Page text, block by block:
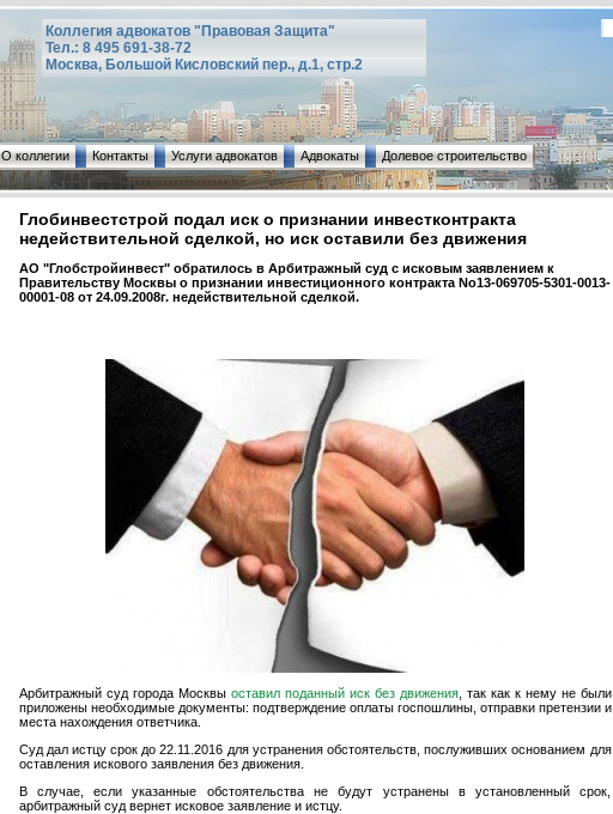
Коллегия адвокатов "Правовая Защита"
Тел.: 8 495 691-38-72
Москва, Большой Кисловский пер., д.1, стр.2
О коллегии Контакты Услуги адвокатов Адвокаты Долевое строительство
Глобинвестстрой подал иск о признании инвестконтракта
недействительной сделкой, но иск оставили без движения
АО "Глобстройинвест" обратилось в Арбитражный суд с исковым заявлением к
Правительству Москвы о признании инвестиционного контракта No13-069705-5301-0013-
00001-08 от 24.09.2008г. недействительной сделкой.
Арбитражный суд города Москвы оставил поданный иск без движения, так как к нему не были
приложены необходимые документы: подтверждение оплаты госпошлины, отправки претензии и
места нахождения ответчика.
Суд дал истцу срок до 22.11.2016 для устранения обстоятельств, послуживших основанием для
оставления искового заявления без движения.
В случае, если указанные обстоятельства не будут устранены в установленный срок,
арбитражный суд вернет исковое заявление и истцу.